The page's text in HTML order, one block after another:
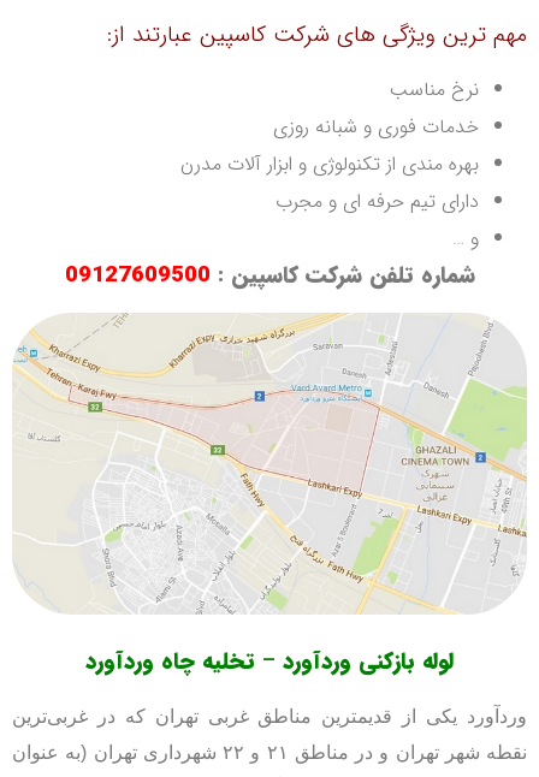
مهم ترین ویژگی های شرکت کاسپین عبارتند از:
نرخ مناسب
خدمات فوری و شبانه روزی
بهره مندی از تکنولوژی و ابزار آلات مدرن
دارای تیم حرفه ای و مجرب
و …
شماره تلفن شرکت کاسپین : 09127609500
لوله بازکنی وردآورد – تخلیه چاه وردآورد
وردآورد یکی از قدیمترین مناطق غربی تهران که در غربی‌ترین
نقطه شهر تهران و در مناطق ۲۱ و ۲۲ شهرداری تهران (به عنوان